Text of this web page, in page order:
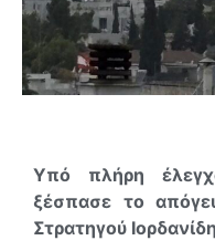
Υπό πλήρη
ξέσπασε το
Στρατηγού